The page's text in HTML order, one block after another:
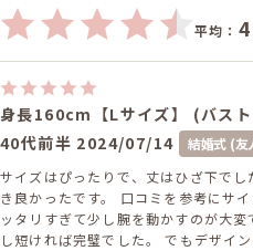
平均：
身長160cm【Lサイズ】 (バス
40代前半 2024/07/14
結婚式 (友
サイズはぴったりで、丈はひざ下で
き良かったです。 口コミを参考にサ
ッタリすぎて少し腕を動かすのが大
し短ければ完璧でした。 でもデザイ